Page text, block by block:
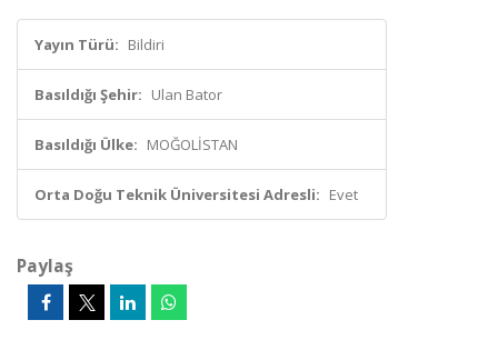
Yayın Türü: Bildiri
Basıldığı Şehir: Ulan Bator
Basıldığı Ülke: MOĞOLİSTAN
Orta Doğu Teknik Üniversitesi Adresli: Evet
Paylaş